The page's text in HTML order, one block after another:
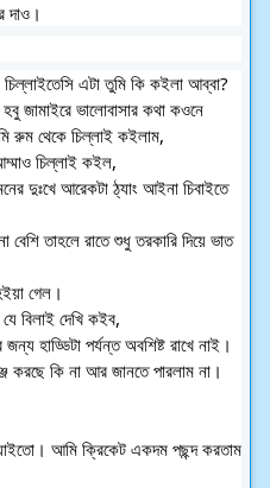
দাও।
এটা তুমি কি কইলা আব্বা?
জামাইরে ভালোবাসার কথা কওনে
রুম থেকে চিল্লাই কইলাম,
চিল্লাই কইল,
দুঃখে আরেকটা ঠ্যাং আইনা চিবাইতে
তাহলে রাতে শুধু তরকারি দিয়ে ভাত
গেল।
বিলাই দেখি কইব,
হাড্ডিটা পর্যন্ত অবশিষ্ট রাখে নাই।
করছে কি না আর জানতে পারলাম না।
আমি ক্রিকেট একদম পছন্দ করতাম